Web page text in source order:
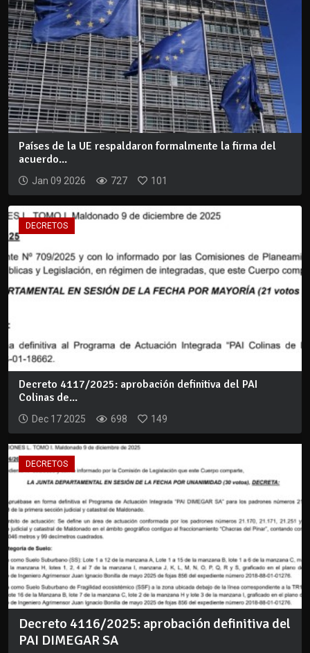
Países de la UE respaldaron formalmente la firma del
acuerdo...
Jan 09 2026 727 101
DECRETOS
Decreto 4117/2025: aprobación definitiva del PAI
Colinas de...
Dec 17 2025 698 149
DECRETOS
Decreto 4116/2025: aprobación definitiva del
PAI DIMEGAR SA